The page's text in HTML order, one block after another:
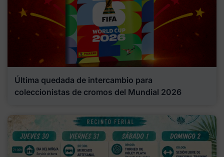
Última quedada de intercambio para
coleccionistas de cromos del Mundial 2026